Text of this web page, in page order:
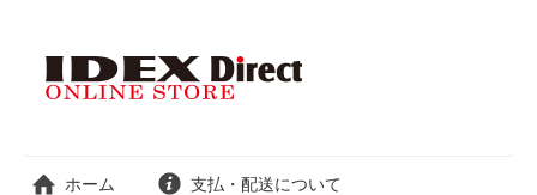
ホーム 支払・配送について